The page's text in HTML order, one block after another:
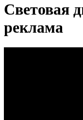
Световая
реклама